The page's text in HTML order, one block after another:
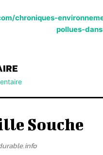
chroniques-
pollues-
Souche